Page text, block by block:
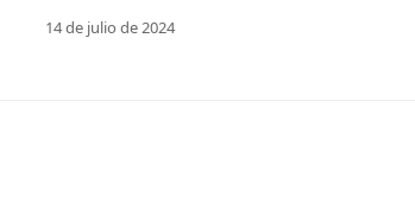
14 de julio de 2024